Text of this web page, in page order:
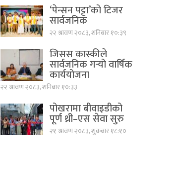
‘पेन्सन पट्टा’को टिजर
सार्वजनिक
२२ श्रावण २०८३, शनिबार १०:३९
जिसस कास्कीले
सार्वजनिक गर्‍यो वार्षिक
कार्ययोजना
२२ श्रावण २०८३, शनिबार १०:३३
पोखरामा बीवाइडीको
पूर्ण थ्री–एस सेवा सुरु
२१ श्रावण २०८३, शुक्रबार १८:१०